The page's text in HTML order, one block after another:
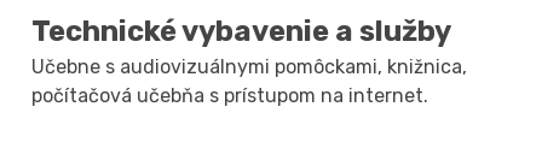
Technické vybavenie a služby
Učebne s audiovizuálnymi pomôckami, knižnica,
počítačová učebňa s prístupom na internet.